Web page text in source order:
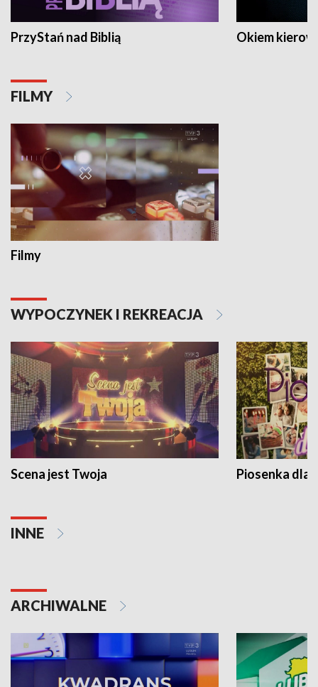
PrzyStań nad Biblią Okiem
FILMY
Filmy
WYPOCZYNEK I REKREACJA
Scena jest Twoja Piosenka dla
INNE
ARCHIWALNE